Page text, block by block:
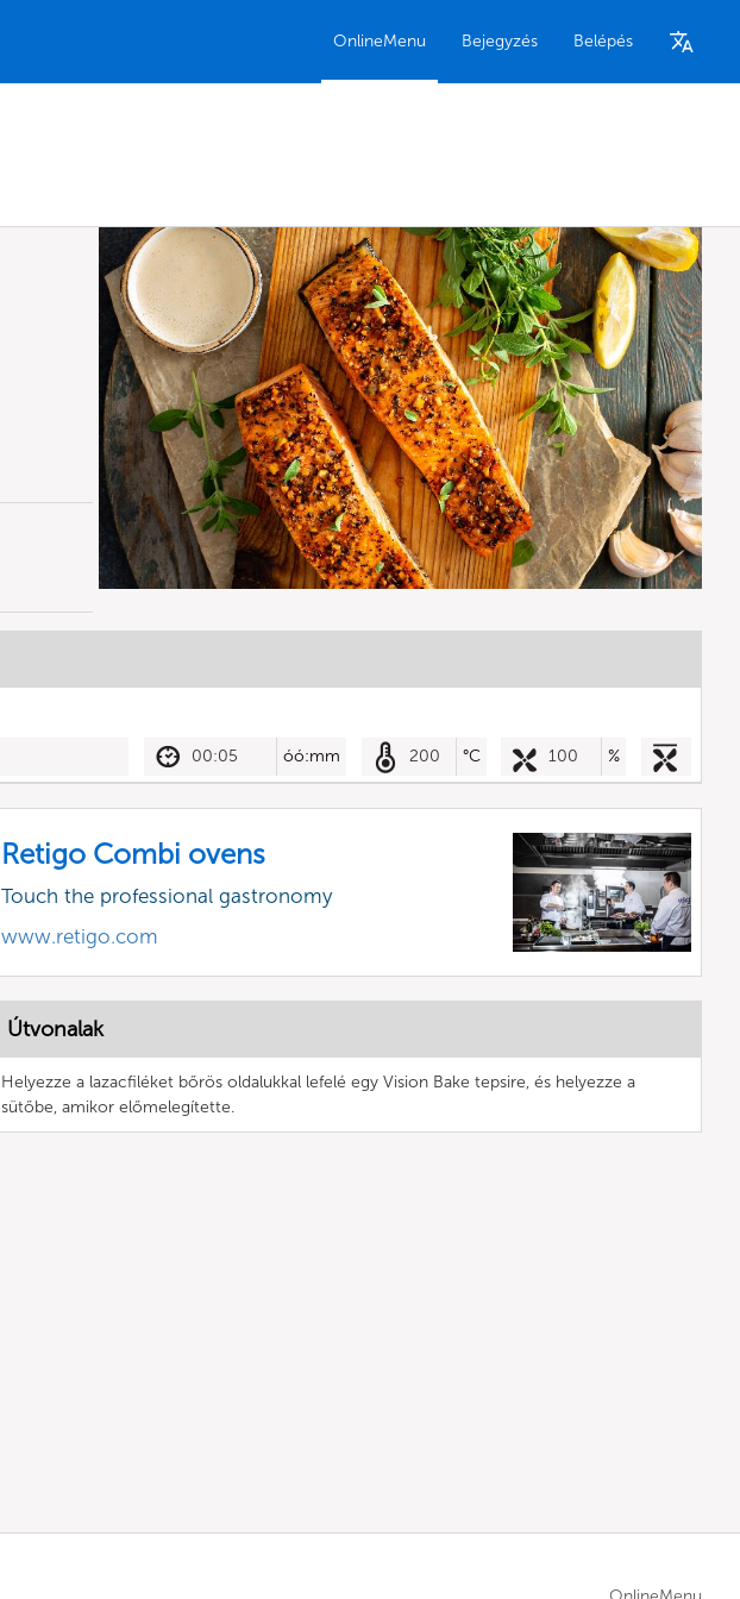
OnlineMenu Bejegyzés Belépés
00:05 óó:mm 200 °C 100 %
Retigo Combi ovens
Touch the professional gastronomy
www.retigo.com
Útvonalak
Helyezze a lazacfiléket bőrös oldalukkal lefelé egy Vision Bake tepsire, és helyezze a
sütőbe, amikor előmelegítette.